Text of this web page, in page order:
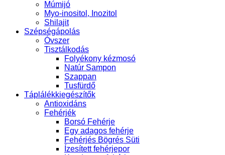
Múmijó
Myo-inositol, Inozitol
Shilajit
Szépségápolás
Óvszer
Tisztálkodás
Folyékony kézmosó
Natúr Sampon
Szappan
Tusfürdő
Táplálékkiegészítők
Antioxidáns
Fehérjék
Borsó Fehérje
Egy adagos fehérje
Fehérjés Bögrés Süti
Ízesített fehérjepor